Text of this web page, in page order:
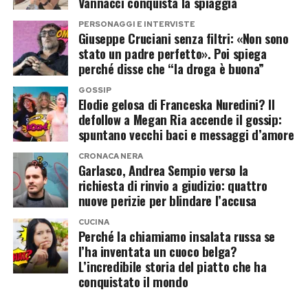
dichiarazioni senza filtri
L’intervista doveva partire daBossanova, ma
Gaia conferma ancora una volta di non essere
un’artista interessata soltanto a parlare di
musica.
Sessualità, libertà individuale e pregiudizi
entrano nel discorso con la stessa naturalezza
con cui entrano le canzoni. E quando le chiedono
di Elodie e Franceska, non prova neppure a
restare nel mezzo.
La risposta è chiarissima: l’amore non dovrebbe
essere il problema. Il problema, semmai, è tutto
L’effetto promozionale, però, appare
immediato. Ogni tappa alimenta articoli, video,
ricerche online e fantasie di viaggio. E mentre
qualcuno si domanda quanto possa costare
replicare il suo itinerario, l’Italia incassa una
pubblicità internazionale difficilmente
quantificabile.
PERSONAGGI E INTERVISTE
Giuseppe Cruciani senza filtri: «Non sono
stato un padre perfetto». Poi spiega
perché disse che “la droga è buona”
GOSSIP
Elodie gelosa di Franceska Nuredini? Il
defollow a Megan Ria accende il gossip:
spuntano vecchi baci e messaggi d’amore
CRONACA NERA
Garlasco, Andrea Sempio verso la
richiesta di rinvio a giudizio: quattro
nuove perizie per blindare l’accusa
CUCINA
Perché la chiamiamo insalata russa se
l’ha inventata un cuoco belga?
L’incredibile storia del piatto che ha
conquistato il mondo